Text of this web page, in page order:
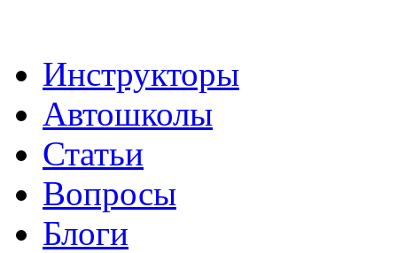
Инструкторы
Автошколы
Статьи
Вопросы
Блоги